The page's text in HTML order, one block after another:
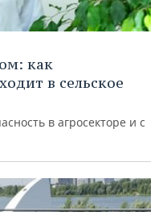
как
в сельское
в агросекторе и с